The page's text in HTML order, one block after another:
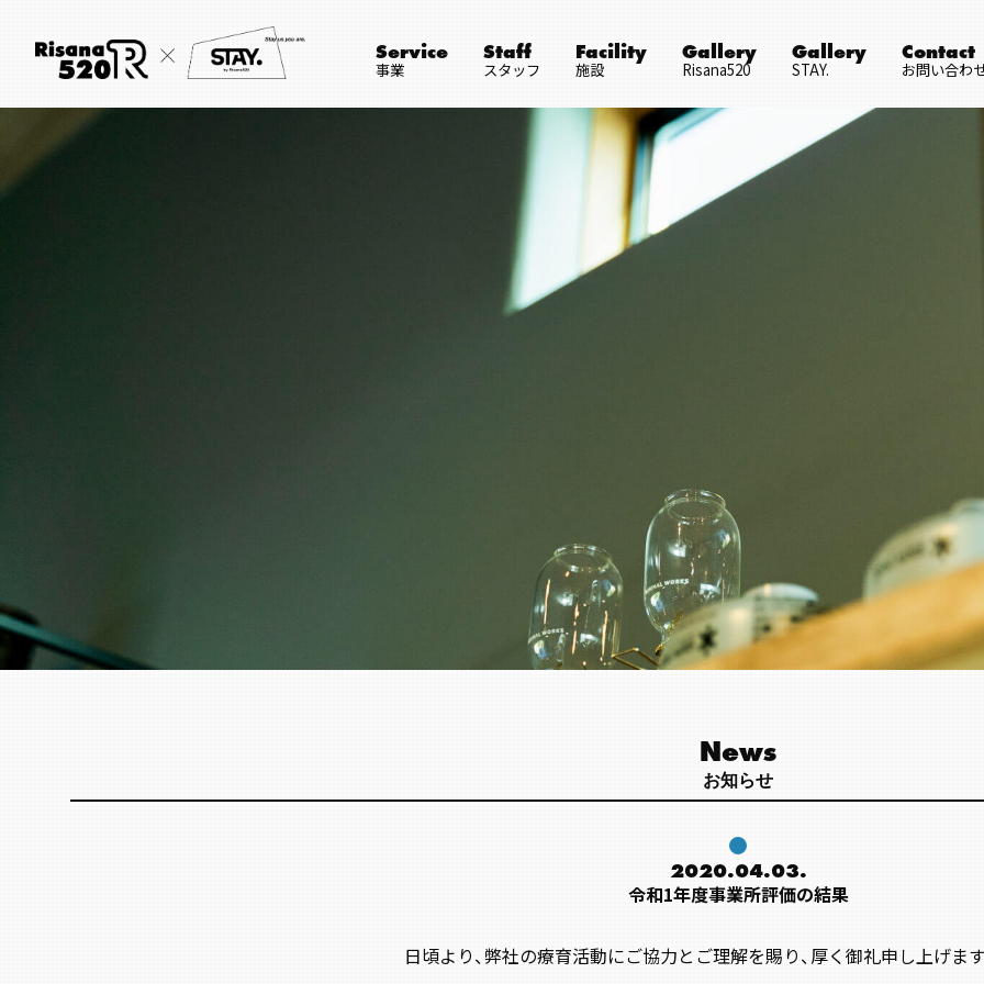
Service
事業
Staff
スタッフ
Facility
施設
Gallery
Risana520
Gallery
STAY.
Contact
お問い合わ
News
お知らせ
2020.04.03.
令和1年度事業所評価の結果
日頃より、弊社の療育活動にご協力とご理解を賜り、厚く御礼申し上げま